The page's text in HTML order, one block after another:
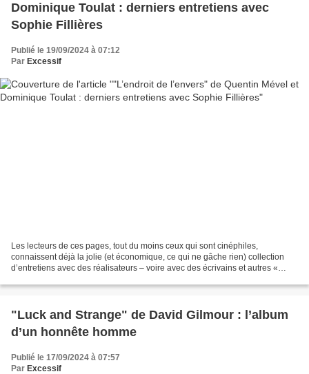
Dominique Toulat : derniers entretiens avec
Sophie Fillières
Publié le 19/09/2024 à 07:12
Par Excessif
Les lecteurs de ces pages, tout du moins ceux qui sont cinéphiles,
connaissent déjà la jolie (et économique, ce qui ne gâche rien) collection
d’entretiens avec des réalisateurs – voire avec des écrivains et autres «
"Luck and Strange" de David Gilmour : l’album
d’un honnête homme
Publié le 17/09/2024 à 07:57
Par Excessif